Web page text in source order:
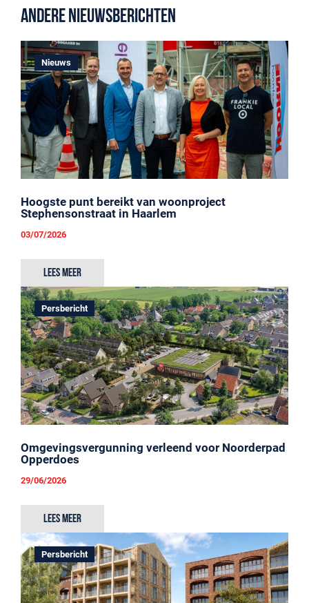
Andere nieuwsberichten
Nieuws
Hoogste punt bereikt van woonproject
Stephensonstraat in Haarlem
03/07/2026
Lees meer
Persbericht
Omgevingsvergunning verleend voor Noorderpad
Opperdoes
29/06/2026
Lees meer
Persbericht